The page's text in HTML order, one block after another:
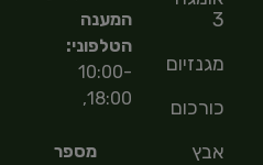
3
מגנזיום
כורכום
אבץ
המענה
הטלפוני:
10:00-
18:00,
מספר